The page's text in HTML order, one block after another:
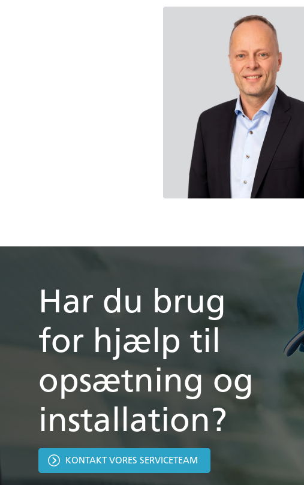
Har du brug
for hjælp til
opsætning og
installation?
KONTAKT VORES SERVICETEAM